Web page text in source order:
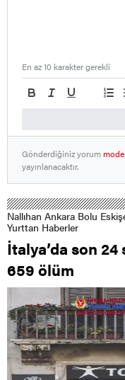
En az 10 karakter gerekli
Gönderdiğiniz yorum
yayınlanacaktır.
Nallıhan Ankara Bolu
Yurttan Haberler
İtalya’da son 24
659 ölüm